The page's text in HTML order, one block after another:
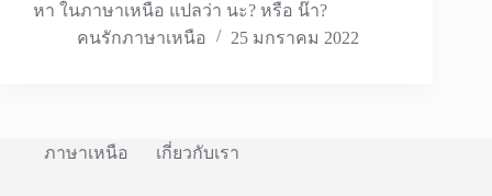
หา ในภาษาเหนือ แปลว่า นะ? หรือ น๊า?
คนรักภาษาเหนือ
25 มกราคม 2022
ภาษาเหนือ เกี่ยวกับเรา